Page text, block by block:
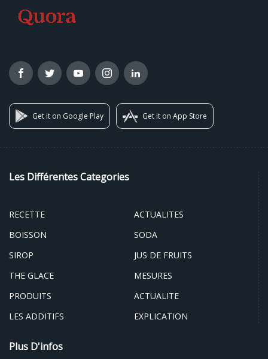
Get it on Google Play Get it on App Store
Les Différentes Categories
RECETTE
ACTUALITES
BOISSON
SODA
SIROP
JUS DE FRUITS
THE GLACE
MESURES
PRODUITS
ACTUALITE
LES ADDITIFS
EXPLICATION
Plus D'infos